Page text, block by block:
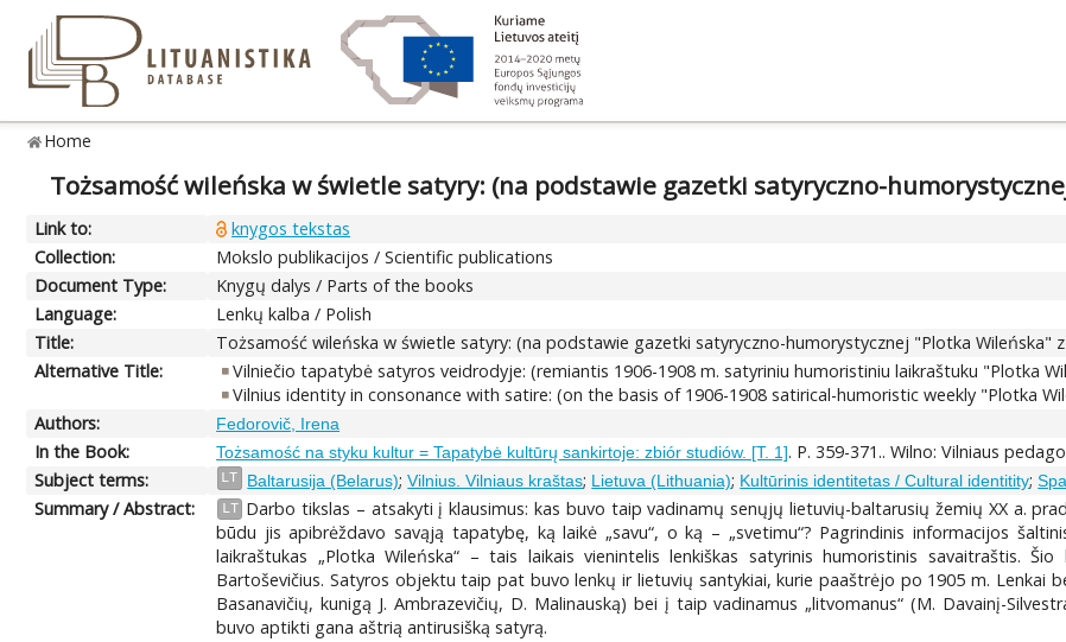
Home
Tożsamość wileńska w świetle satyry: (na podstawie gazetki satyryczno-
Link to:
knygos tekstas
Collection:
Mokslo publikacijos / Scientific publications
Document Type:
Knygų dalys / Parts of the books
Language:
Lenkų kalba / Polish
Title:
Tożsamość wileńska w świetle satyry: (na podstawie gazetki satyryczno-humorystycznej "Plotka Wileńska"
Alternative Title:
Vilniečio tapatybė satyros veidrodyje: (remiantis 1906-1908 m. satyriniu humoristiniu laikraštuku "Plotka
Vilnius identity in consonance with satire: (on the basis of 1906-1908 satirical-humoristic weekly "Plotka
Authors:
Fedorovič, Irena
In the Book: Tożsamość na styku kultur = Tapatybė kultūrų sankirtoje: zbiór studiów. [T. 1]. P. 359-371.. Wilno: Vilniaus
Subject terms:
LT Baltarusija (Belarus);Vilnius. Vilniaus kraštas; Lietuva (Lithuania); Kultūrinis identitetas / Cultural identitity;
Summary / Abstract: LT Darbo tikslas – atsakyti į klausimus: kas buvo taip vadinamų senųjų lietuvių-baltarusių žemių XX a.
būdu jis apibrėždavo savąją tapatybę, ką laikė „savu“, o ką – „svetimu“? Pagrindinis informacijos
laikraštukas „Plotka Wileńska“ – tais laikais vienintelis lenkiškas satyrinis humoristinis savaitraštis.
Bartoševičius. Satyros objektu taip pat buvo lenkų ir lietuvių santykiai, kurie paaštrėjo po 1905 m. Lenkai
Basanavičių, kunigą J. Ambrazevičių, D. Malinauską) bei į taip vadinamus „litvomanus“ (M. Davainį-
buvo aptikti gana aštrią antirusišką satyrą.